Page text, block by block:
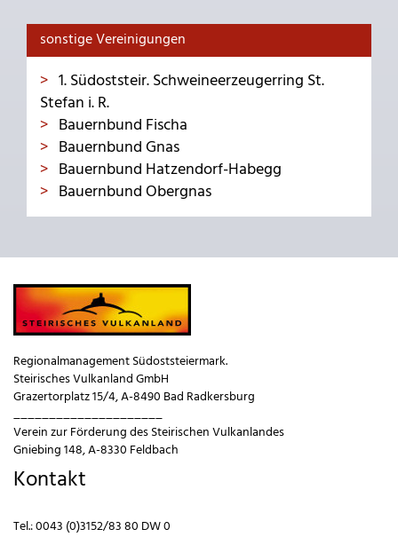
sonstige Vereinigungen
1. Südoststeir. Schweineerzeugerring St.
Stefan i. R.
Bauernbund Fischa
Bauernbund Gnas
Bauernbund Hatzendorf-Habegg
Bauernbund Obergnas
Regionalmanagement Südoststeiermark.
Steirisches Vulkanland GmbH
Grazertorplatz 15/4, A-8490 Bad Radkersburg
_____________________
Verein zur Förderung des Steirischen Vulkanlandes
Gniebing 148, A-8330 Feldbach
Kontakt
Tel.:0043 (0)3152/83 80 DW 0